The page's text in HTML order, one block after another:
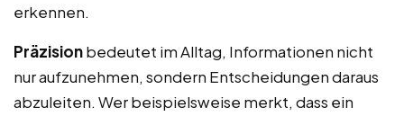
erkennen.
Präzisionbedeutet im Alltag, Informationen nicht
nur aufzunehmen, sondern Entscheidungen daraus
abzuleiten. Wer beispielsweise merkt, dass ein